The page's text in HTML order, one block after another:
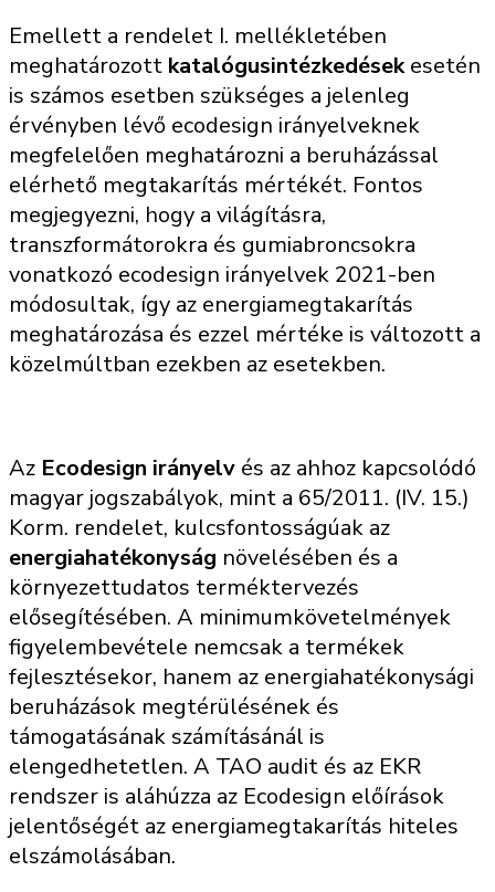
Emellett a rendelet I. mellékletében
meghatározott katalógusintézkedésekesetén
is számos esetben szükséges a jelenleg
érvényben lévő ecodesign irányelveknek
megfelelően meghatározni a beruházással
elérhető megtakarítás mértékét. Fontos
megjegyezni, hogy a világításra,
transzformátorokra és gumiabroncsokra
vonatkozó ecodesign irányelvek 2021-ben
módosultak, így az energiamegtakarítás
meghatározása és ezzel mértéke is változott a
közelmúltban ezekben az esetekben.
Az Ecodesign irányelv és az ahhoz kapcsolódó
magyar jogszabályok, mint a 65/2011. (IV. 15.)
Korm. rendelet, kulcsfontosságúak az
energiahatékonyság növelésében és a
környezettudatos terméktervezés
elősegítésében. A minimumkövetelmények
figyelembevétele nemcsak a termékek
fejlesztésekor, hanem az energiahatékonysági
beruházások megtérülésének és
támogatásának számításánál is
elengedhetetlen. A TAO audit és az EKR
rendszer is aláhúzza az Ecodesign előírások
jelentőségét az energiamegtakarítás hiteles
elszámolásában.